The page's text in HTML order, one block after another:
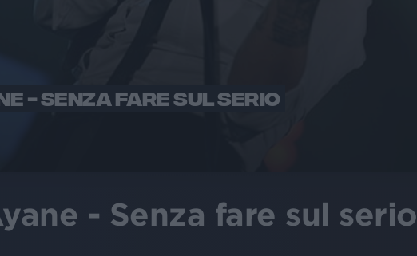
- SENZA FARE SUL SERIO
- Senza fare sul serio